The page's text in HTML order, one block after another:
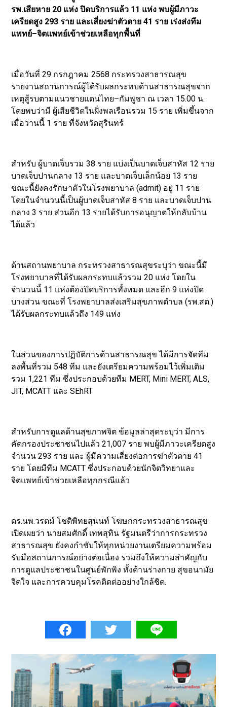
รพ.เสียหาย 20 แห่ง ปิดบริการแล้ว 11 แห่ง พบผู้มีภาวะ
เครียดสูง 293 ราย และเสี่ยงฆ่าตัวตาย 41 ราย เร่งส่งทีม
แพทย์–จิตแพทย์เข้าช่วยเหลือทุกพื้นที่
เมื่อวันที่ 29 กรกฎาคม 2568 กระทรวงสาธารณสุข
รายงานสถานการณ์ผู้ได้รับผลกระทบด้านสาธารณสุขจาก
เหตุสู้รบตามแนวชายแดนไทย–กัมพูชา ณ เวลา 15.00 น.
โดยพบว่ามี ผู้เสียชีวิตในฝั่งพลเรือนรวม 15 ราย เพิ่มขึ้นจาก
เมื่อวานนี้ 1 ราย ที่จังหวัดสุรินทร์
สำหรับ ผู้บาดเจ็บรวม 38 ราย แบ่งเป็นบาดเจ็บสาหัส 12 ราย
บาดเจ็บปานกลาง 13 ราย และบาดเจ็บเล็กน้อย 13 ราย
ขณะนี้ยังคงรักษาตัวในโรงพยาบาล (admit) อยู่ 11 ราย
โดยในจำนวนนี้เป็นผู้บาดเจ็บสาหัส 8 ราย และบาดเจ็บปาน
กลาง 3 ราย ส่วนอีก 13 รายได้รับการอนุญาตให้กลับบ้าน
ได้แล้ว
ด้านสถานพยาบาล กระทรวงสาธารณสุขระบุว่า ขณะนี้มี
โรงพยาบาลที่ได้รับผลกระทบแล้วรวม 20 แห่ง โดยใน
จำนวนนี้ 11 แห่งต้องปิดบริการทั้งหมด และอีก 9 แห่งปิด
บางส่วน ขณะที่ โรงพยาบาลส่งเสริมสุขภาพตำบล (รพ.สต.)
ได้รับผลกระทบแล้วถึง 149 แห่ง
ในส่วนของการปฏิบัติการด้านสาธารณสุข ได้มีการจัดทีม
ลงพื้นที่รวม 548 ทีม และยังเตรียมความพร้อมไว้เพิ่มเติม
รวม 1,221 ทีม ซึ่งประกอบด้วยทีม MERT, Mini MERT, ALS,
JIT, MCATT และ SEhRT
สำหรับการดูแลด้านสุขภาพจิต ข้อมูลล่าสุดระบุว่า มีการ
คัดกรองประชาชนไปแล้ว 21,007 ราย พบผู้มีภาวะเครียดสูง
จำนวน 293 ราย และ ผู้มีความเสี่ยงต่อการฆ่าตัวตาย 41
ราย โดยมีทีม MCATT ซึ่งประกอบด้วยนักจิตวิทยาและ
จิตแพทย์เข้าช่วยเหลือทุกกรณีแล้ว
ดร.นพ.วรตม์ โชติพิทยสุนนท์ โฆษกกระทรวงสาธารณสุข
เปิดเผยว่า นายสมศักดิ์ เทพสุทิน รัฐมนตรีว่าการกระทรวง
สาธารณสุข ยังคงกำชับให้ทุกหน่วยงานเตรียมความพร้อม
รับมือสถานการณ์อย่างต่อเนื่อง รวมถึงให้ความสำคัญกับ
การดูแลประชาชนในศูนย์พักพิง ทั้งด้านร่างกาย สุขอนามัย
จิตใจ และการควบคุมโรคติดต่ออย่างใกล้ชิด.